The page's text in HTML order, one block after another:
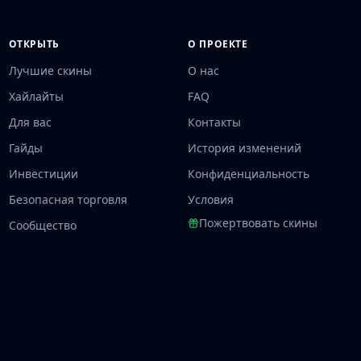
ОТКРЫТЬ
Лучшие скины
Хайлайты
Для вас
Гайды
Инвестиции
Безопасная торговля
Сообщество
О ПРОЕКТЕ
О нас
FAQ
Контакты
История изменений
Конфиденциальность
Условия
Пожертвовать скины